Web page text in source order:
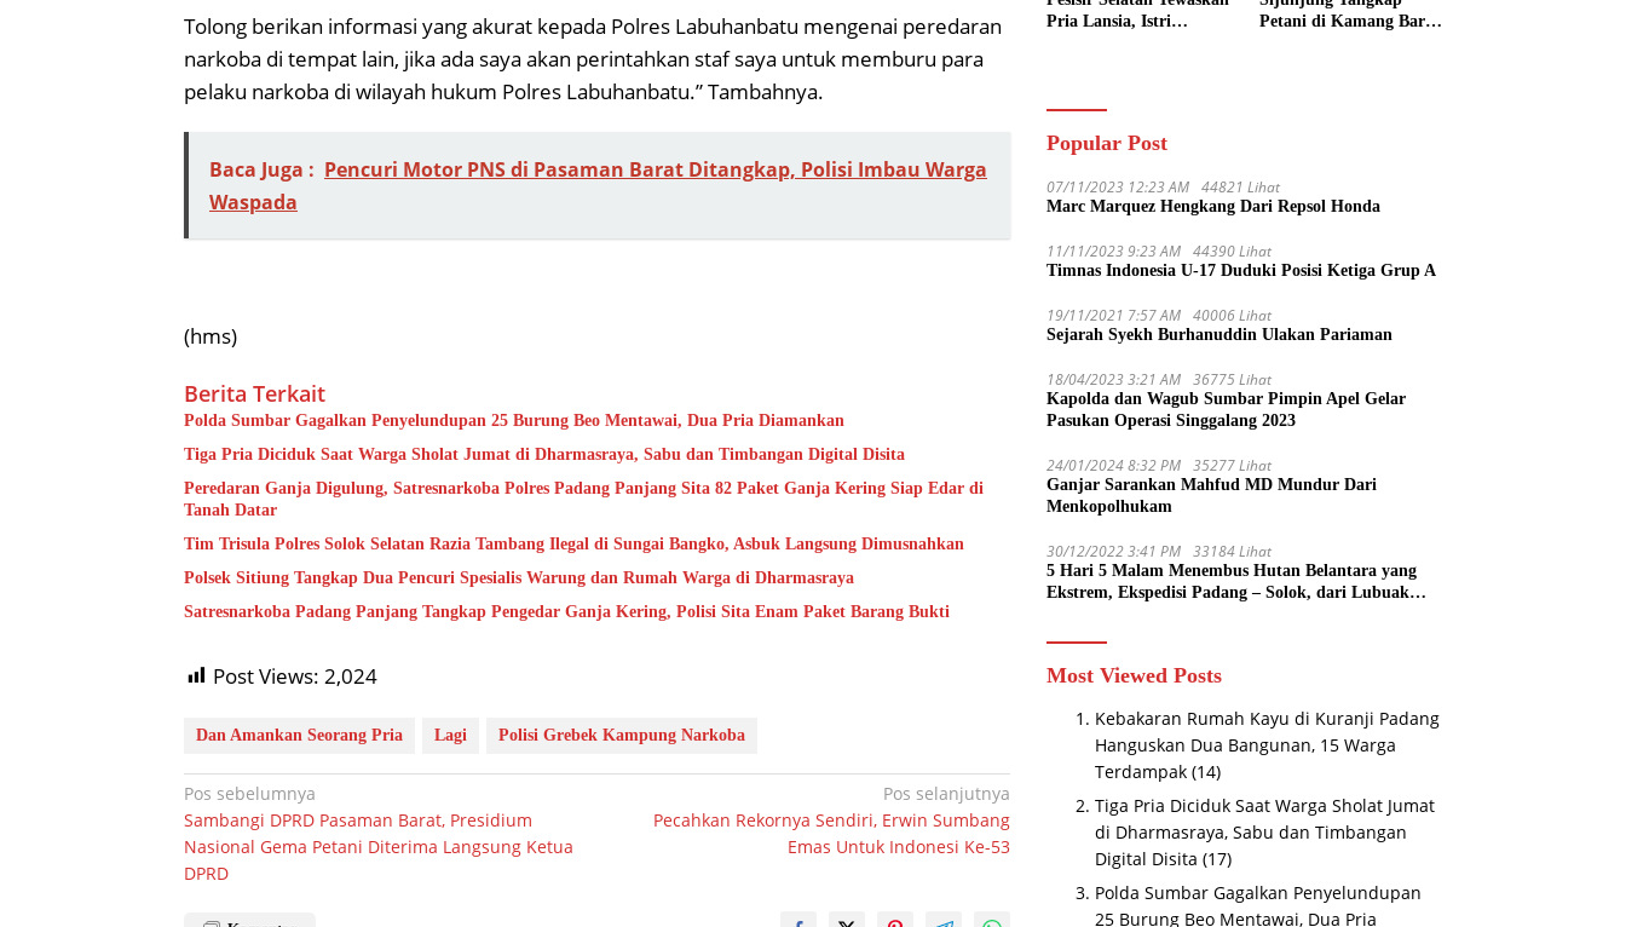
Tolong berikan informasi yang akurat kepada Polres Labuhanbatu mengenai peredaran
narkoba di tempat lain, jika ada saya akan perintahkan staf saya untuk memburu para
pelaku narkoba di wilayah hukum Polres Labuhanbatu.” Tambahnya.
Baca Juga : Pencuri Motor PNS di Pasaman Barat Ditangkap, Polisi Imbau Warga
Waspada
(hms)
Berita Terkait
Polda Sumbar Gagalkan Penyelundupan 25 Burung Beo Mentawai, Dua Pria Diamankan
Tiga Pria Diciduk Saat Warga Sholat Jumat di Dharmasraya, Sabu dan Timbangan Digital Disita
Peredaran Ganja Digulung, Satresnarkoba Polres Padang Panjang Sita 82 Paket Ganja Kering Siap Edar di
Tanah Datar
Tim Trisula Polres Solok Selatan Razia Tambang Ilegal di Sungai Bangko, Asbuk Langsung Dimusnahkan
Polsek Sitiung Tangkap Dua Pencuri Spesialis Warung dan Rumah Warga di Dharmasraya
Satresnarkoba Padang Panjang Tangkap Pengedar Ganja Kering, Polisi Sita Enam Paket Barang Bukti
Post Views: 2,024
Dan Amankan Seorang Pria Lagi Polisi Grebek Kampung Narkoba
Navigasi
pos
Pos sebelumnya
Sambangi DPRD Pasaman Barat, Presidium
Nasional Gema Petani Diterima Langsung Ketua
DPRD
Pos selanjutnya
Pecahkan Rekornya Sendiri, Erwin Sumbang
Emas Untuk Indonesi Ke-53
Pria Lansia, Istri
Petani di Kamang Baru,
Popular Post
07/11/2023 12:23 AM 44821 Lihat
Marc Marquez Hengkang Dari Repsol Honda
11/11/2023 9:23 AM 44390 Lihat
Timnas Indonesia U-17 Duduki Posisi Ketiga Grup A
19/11/2021 7:57 AM 40006 Lihat
Sejarah Syekh Burhanuddin Ulakan Pariaman
18/04/2023 3:21 AM 36775 Lihat
Kapolda dan Wagub Sumbar Pimpin Apel Gelar
Pasukan Operasi Singgalang 2023
24/01/2024 8:32 PM 35277 Lihat
Ganjar Sarankan Mahfud MD Mundur Dari
Menkopolhukam
30/12/2022 3:41 PM 33184 Lihat
5 Hari 5 Malam Menembus Hutan Belantara yang
Ekstrem, Ekspedisi Padang – Solok, dari Lubuak
Most Viewed Posts
Kebakaran Rumah Kayu di Kuranji Padang
Hanguskan Dua Bangunan, 15 Warga
Terdampak (14)
Tiga Pria Diciduk Saat Warga Sholat Jumat
di Dharmasraya, Sabu dan Timbangan
Digital Disita (17)
Polda Sumbar Gagalkan Penyelundupan
25 Burung Beo Mentawai, Dua Pria